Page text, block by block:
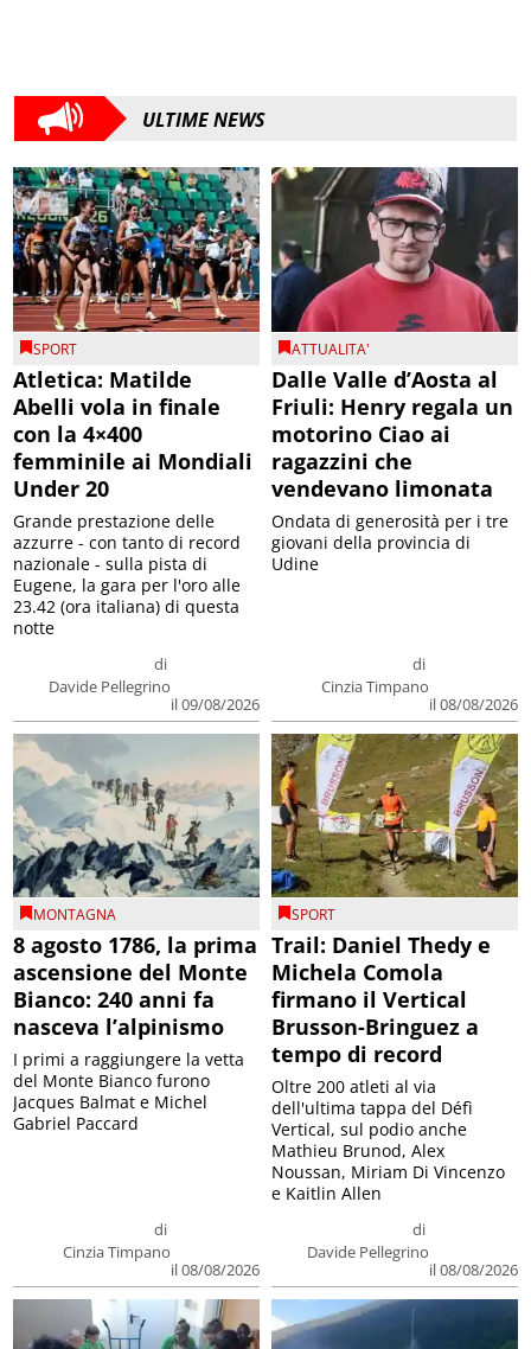
ULTIME NEWS
SPORT
Atletica: Matilde
Abelli vola in finale
con la 4×400
femminile ai Mondiali
Under 20
di
Davide Pellegrino
il 09/08/2026
Grande prestazione delle
azzurre - con tanto di record
nazionale - sulla pista di
Eugene, la gara per l'oro alle
23.42 (ora italiana) di questa
notte
ATTUALITA'
Dalle Valle d’Aosta al
Friuli: Henry regala un
motorino Ciao ai
ragazzini che
vendevano limonata
di
Cinzia Timpano
il 08/08/2026
Ondata di generosità per i tre
giovani della provincia di
Udine
MONTAGNA
8 agosto 1786, la prima
ascensione del Monte
Bianco: 240 anni fa
nasceva l’alpinismo
di
Cinzia Timpano
il 08/08/2026
I primi a raggiungere la vetta
del Monte Bianco furono
Jacques Balmat e Michel
Gabriel Paccard
SPORT
Trail: Daniel Thedy e
Michela Comola
firmano il Vertical
Brusson-Bringuez a
tempo di record
di
Davide Pellegrino
il 08/08/2026
Oltre 200 atleti al via
dell'ultima tappa del Défì
Vertical, sul podio anche
Mathieu Brunod, Alex
Noussan, Miriam Di Vincenzo
e Kaitlin Allen